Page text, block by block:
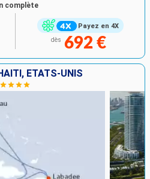
Payez en 4X
complète
dès 692 €
ÉTATS-UNIS